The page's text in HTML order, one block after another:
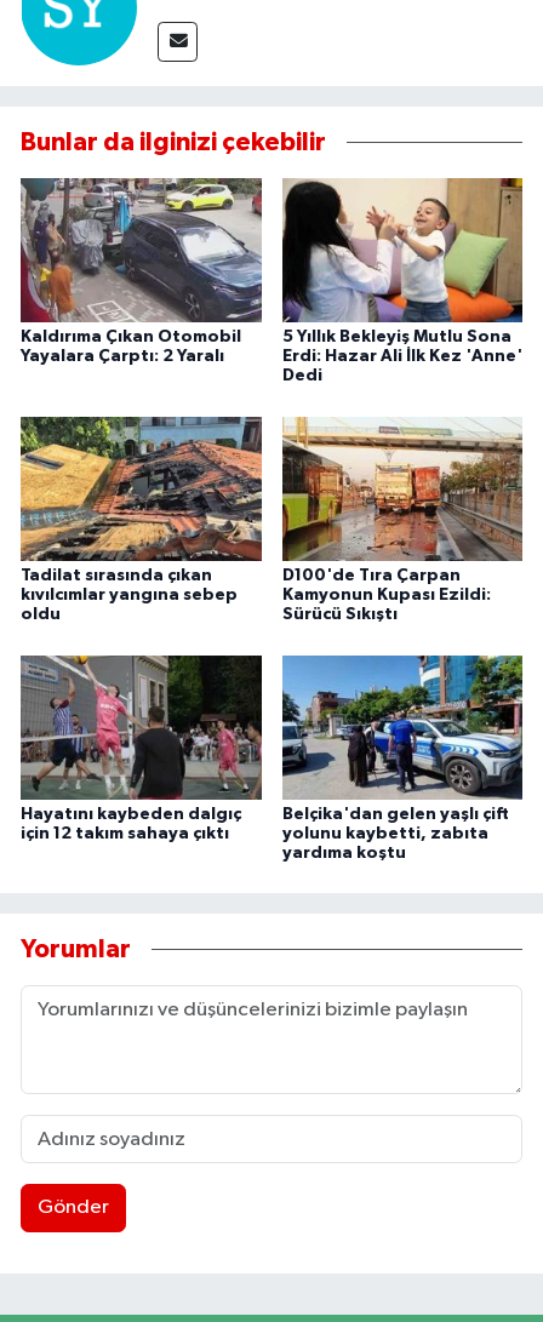
Bunlar da ilginizi çekebilir
Kaldırıma Çıkan Otomobil
Yayalara Çarptı: 2 Yaralı
5 Yıllık Bekleyiş Mutlu Sona
Erdi: Hazar Ali İlk Kez 'Anne'
Dedi
Tadilat sırasında çıkan
kıvılcımlar yangına sebep
oldu
D100'de Tıra Çarpan
Kamyonun Kupası Ezildi:
Sürücü Sıkıştı
Hayatını kaybeden dalgıç
için 12 takım sahaya çıktı
Belçika'dan gelen yaşlı çift
yolunu kaybetti, zabıta
yardıma koştu
Yorumlar
Gönder